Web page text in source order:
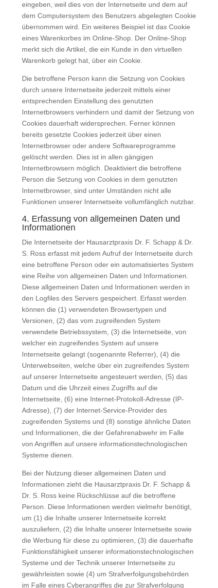
eingeben, weil dies von der Internetseite und dem auf
dem Computersystem des Benutzers abgelegten Cookie
übernommen wird. Ein weiteres Beispiel ist das Cookie
eines Warenkorbes im Online-Shop. Der Online-Shop
merkt sich die Artikel, die ein Kunde in den virtuellen
Warenkorb gelegt hat, über ein Cookie.
Die betroffene Person kann die Setzung von Cookies
durch unsere Internetseite jederzeit mittels einer
entsprechenden Einstellung des genutzten
Internetbrowsers verhindern und damit der Setzung von
Cookies dauerhaft widersprechen. Ferner können
bereits gesetzte Cookies jederzeit über einen
Internetbrowser oder andere Softwareprogramme
gelöscht werden. Dies ist in allen gängigen
Internetbrowsern möglich. Deaktiviert die betroffene
Person die Setzung von Cookies in dem genutzten
Internetbrowser, sind unter Umständen nicht alle
Funktionen unserer Internetseite vollumfänglich nutzbar.
4. Erfassung von allgemeinen Daten und
Informationen
Die Internetseite der Hausarztpraxis Dr. F. Schapp & Dr.
S. Ross erfasst mit jedem Aufruf der Internetseite durch
eine betroffene Person oder ein automatisiertes System
eine Reihe von allgemeinen Daten und Informationen.
Diese allgemeinen Daten und Informationen werden in
den Logfiles des Servers gespeichert. Erfasst werden
können die (1) verwendeten Browsertypen und
Versionen, (2) das vom zugreifenden System
verwendete Betriebssystem, (3) die Internetseite, von
welcher ein zugreifendes System auf unsere
Internetseite gelangt (sogenannte Referrer), (4) die
Unterwebseiten, welche über ein zugreifendes System
auf unserer Internetseite angesteuert werden, (5) das
Datum und die Uhrzeit eines Zugriffs auf die
Internetseite, (6) eine Internet-Protokoll-Adresse (IP-
Adresse), (7) der Internet-Service-Provider des
zugreifenden Systems und (8) sonstige ähnliche Daten
und Informationen, die der Gefahrenabwehr im Falle
von Angriffen auf unsere informationstechnologischen
Systeme dienen.
Bei der Nutzung dieser allgemeinen Daten und
Informationen zieht die Hausarztpraxis Dr. F. Schapp &
Dr. S. Ross keine Rückschlüsse auf die betroffene
Person. Diese Informationen werden vielmehr benötigt,
um (1) die Inhalte unserer Internetseite korrekt
auszuliefern, (2) die Inhalte unserer Internetseite sowie
die Werbung für diese zu optimieren, (3) die dauerhafte
Funktionsfähigkeit unserer informationstechnologischen
Systeme und der Technik unserer Internetseite zu
gewährleisten sowie (4) um Strafverfolgungsbehörden
im Falle eines Cyberangriffes die zur Strafverfolgung